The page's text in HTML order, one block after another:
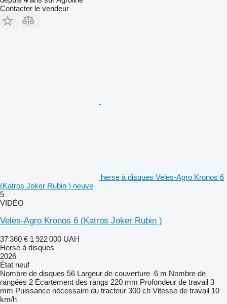
Contacter le vendeur
herse à disques Veles-Agro Kronos 6
(Katros Joker Rubin ) neuve
5
VIDÉO
Veles-Agro Kronos 6 (Katros Joker Rubin )
37 360 € 1 922 000 UAH
Herse à disques
2026
État neuf
Nombre de disques 56 Largeur de couverture 6 m Nombre de
rangées 2 Écartement des rangs 220 mm Profondeur de travail 3
mm Puissance nécessaire du tracteur 300 ch Vitesse de travail 10
km/h